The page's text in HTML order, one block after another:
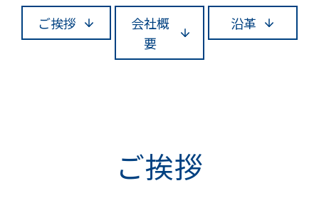
ご挨拶
会社概
要
沿革
ご挨拶